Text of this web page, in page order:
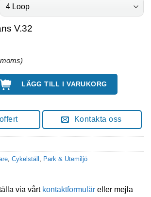
V.32
4-6 | Cykelställ mängd
LÄGG TILL I VARUKORG
Kontakta oss
, Cykelställ , Park & Utemiljö
via vårt kontaktformulär eller mejla